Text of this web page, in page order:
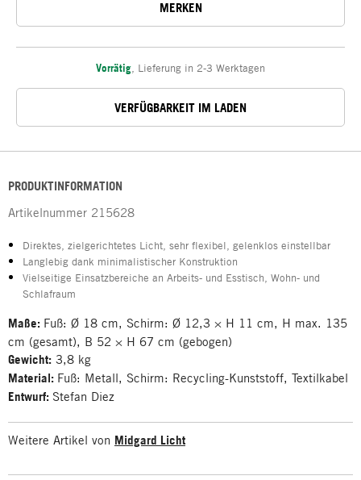
MERKEN
Vorrätig Lieferung in 2-3 Werktagen
VERFÜGBARKEIT IM LADEN
PRODUKTINFORMATION
Artikelnummer 215628
Direktes, zielgerichtetes Licht, sehr flexibel, gelenklos einstellbar
Langlebig dank minimalistischer Konstruktion
Vielseitige Einsatzbereiche an Arbeits- und Esstisch, Wohn- und
Schlafraum
Maße: Fuß: Ø 18 cm, Schirm: Ø 12,3 × H 11 cm, H max. 135
cm (gesamt), B 52 × H 67 cm (gebogen)
Gewicht: 3,8 kg
Material: Fuß: Metall, Schirm: Recycling-Kunststoff, Textilkabel
Entwurf: Stefan Diez
Weitere Artikel von Midgard Licht